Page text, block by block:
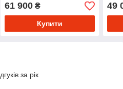
61 900₴
Купити
49
за рік